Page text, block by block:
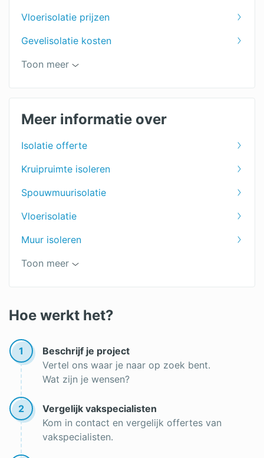
Vloerisolatie prijzen
Gevelisolatie kosten
Kruipruimte isoleren kosten
Schuin dak isoleren kosten
Huis isoleren kosten
Toon meer
Meer informatie over
Isolatie offerte
Kruipruimte isoleren
Spouwmuurisolatie
Vloerisolatie
Muur isoleren
Schuur isoleren
Plat dak isoleren
Bodemisolatie
Subsidie gevelisolatie
Subsidie vloerisolatie 2025
PUR schuim isolatie zelf doen
Enkelsteens muur isoleren binnenkant
Garage isoleren subsidie
Toon meer
Hoe werkt het?
1
Beschrijf je project
Vertel ons waar je naar op zoek bent.
Wat zijn je wensen?
2
Vergelijk vakspecialisten
Kom in contact en vergelijk offertes van
vakspecialisten.